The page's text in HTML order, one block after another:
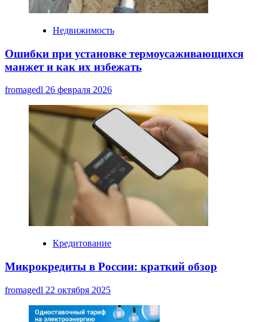
Недвижимость
Ошибки при установке термоусаживающихся
манжет и как их избежать
fromagedl 26 февраля 2026
Кредитование
Микрокредиты в России: краткий обзор
fromagedl 22 октября 2025